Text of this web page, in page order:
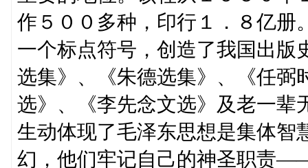
作５００多种，印行１．８亿册
一个标点符号，创造了我国出版
选集》、《朱德选集》、《任弼
选》、《李先念文选》及老一辈
生动体现了毛泽东思想是集体智
幻，他们牢记自己的神圣职责